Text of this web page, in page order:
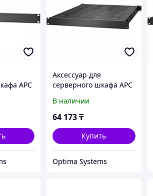
APC
Аксессуар для
серверного шкафа APC
В наличии
64 173₸
Купить
Optima Systems